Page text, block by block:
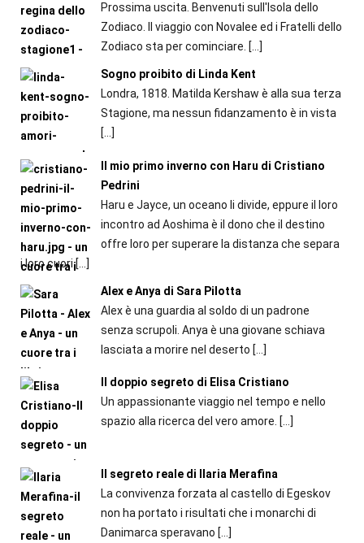
Prossima uscita. Benvenuti sull'Isola dello
Zodiaco. Il viaggio con Novalee ed i Fratelli dello
Zodiaco sta per cominciare. […]
Sogno proibito di Linda Kent
Londra, 1818. Matilda Kershaw è alla sua terza
Stagione, ma nessun fidanzamento è in vista
[…]
Il mio primo inverno con Haru di Cristiano
Pedrini
Haru e Jayce, un oceano li divide, eppure il loro
incontro ad Aoshima è il dono che il destino
offre loro per superare la distanza che separa
i loro cuori[…]
Alex e Anya di Sara Pilotta
Alex è una guardia al soldo di un padrone
senza scrupoli. Anya è una giovane schiava
lasciata a morire nel deserto […]
Il doppio segreto di Elisa Cristiano
Un appassionante viaggio nel tempo e nello
spazio alla ricerca del vero amore. […]
Il segreto reale di Ilaria Merafina
La convivenza forzata al castello di Egeskov
non ha portato i risultati che i monarchi di
Danimarca speravano […]